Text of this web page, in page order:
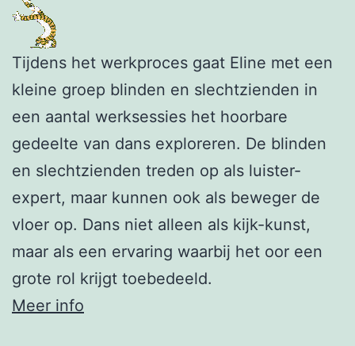
Tijdens het werkproces gaat Eline met een
kleine groep blinden en slechtzienden in
een aantal werksessies het hoorbare
gedeelte van dans exploreren. De blinden
en slechtzienden treden op als luister-
expert, maar kunnen ook als beweger de
vloer op. Dans niet alleen als kijk-kunst,
maar als een ervaring waarbij het oor een
grote rol krijgt toebedeeld.
Meer info